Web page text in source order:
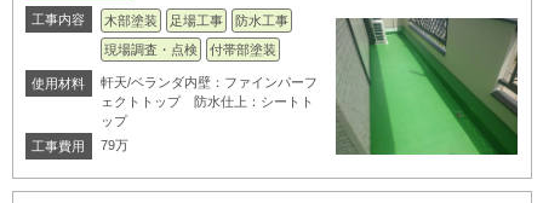
工事内容 木部塗装 足場工事
防水工事
現場調査・点検
付帯部塗装
使用材料
軒天/ベランダ内壁：ファインパーフ
ェクトトップ 防水仕上：シートト
ップ
工事費用
79万